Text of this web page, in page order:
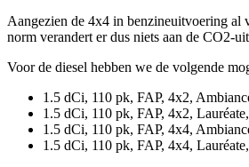
Aangezien de 4x4 in benzineuitvoering al
norm verandert er dus niets aan de CO2-
Voor de diesel hebben we de volgende
1.5 dCi, 110 pk, FAP, 4x2,
1.5 dCi, 110 pk, FAP, 4x2,
1.5 dCi, 110 pk, FAP, 4x4,
1.5 dCi, 110 pk, FAP, 4x4,